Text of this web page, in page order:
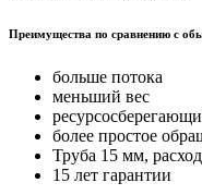
Преимущества по сравнению с
больше потока
меньший вес
более простое
Труба 15 мм,
15 лет гарантии